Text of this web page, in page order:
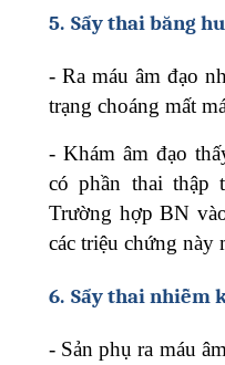
5. Sẩy thai băng
- Ra máu âm đạo
trạng choáng mất
- Khám âm đạo
có phần thai thập
Trường hợp BN
các triệu chứng này
6. Sẩy thai nhiễm
- Sản phụ ra máu